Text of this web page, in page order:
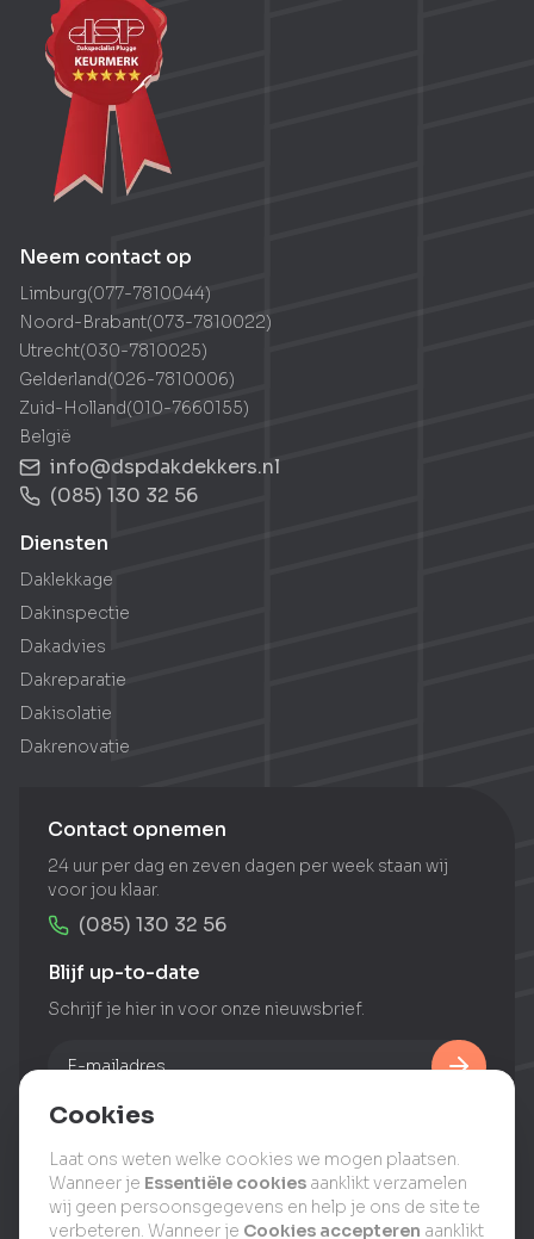
Neem contact op
Limburg(077-7810044)
Noord-Brabant(073-7810022)
Utrecht(030-7810025)
Gelderland(026-7810006)
Zuid-Holland(010-7660155)
België
info@dspdakdekkers.nl
(085) 130 32 56
Diensten
Daklekkage
Dakinspectie
Dakadvies
Dakreparatie
Dakisolatie
Dakrenovatie
Contact opnemen
24 uur per dag en zeven dagen per week staan wij
voor jou klaar.
(085) 130 32 56
Blijf up-to-date
Schrijf je hier in voor onze nieuwsbrief.
Gratis dakinspectie
Cookies
Laat ons weten welke cookies we mogen plaatsen.
Wanneer je Essentiële cookies aanklikt verzamelen
wij geen persoonsgegevens en help je ons de site te
verbeteren. Wanneer je Cookies accepteren aanklikt